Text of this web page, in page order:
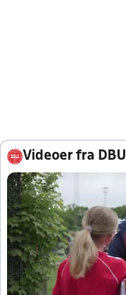
Videoer fra DBU